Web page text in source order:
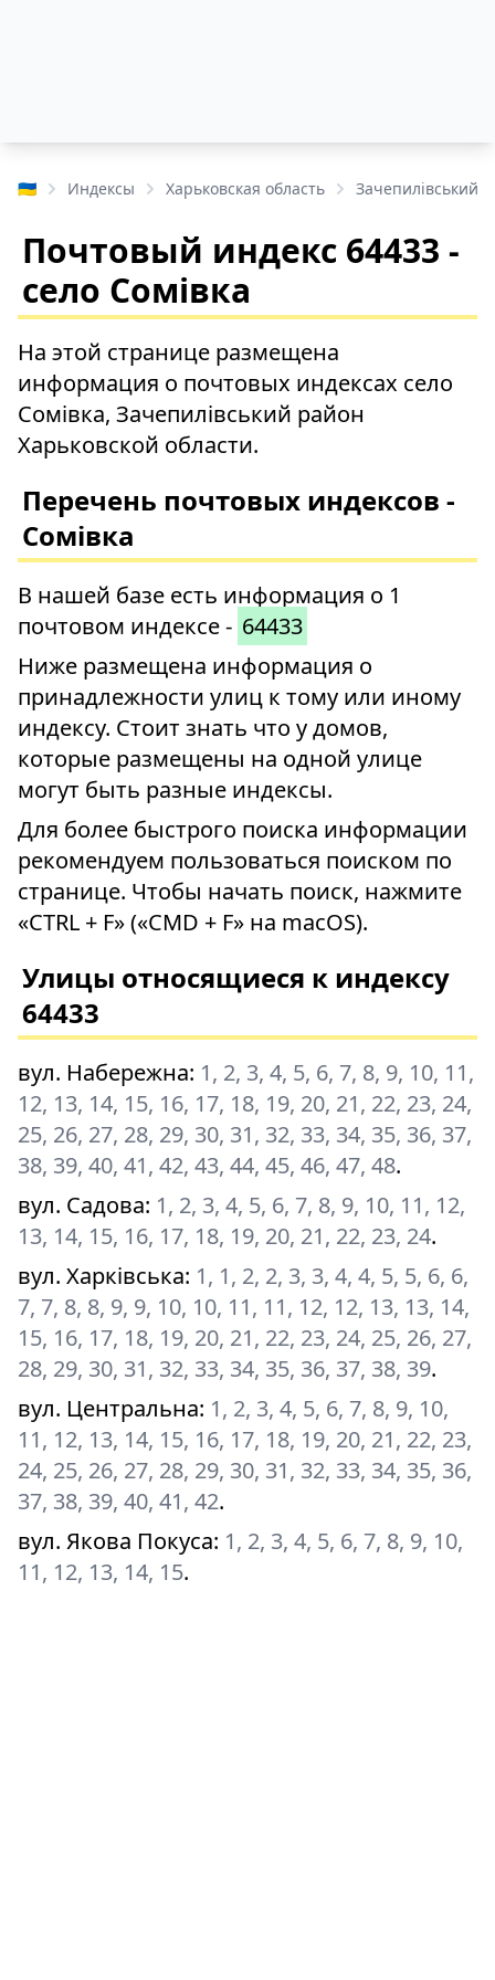
🇺🇦 Индексы Харьковская область Зачепилівський
Почтовый индекс 64433 -
село Сомівка
На этой странице размещена
информация о почтовых индексах село
Сомівка, Зачепилівський район
Харьковской области.
Перечень почтовых индексов -
Сомівка
В нашей базе есть информация о 1
почтовом индексе - 64433
Ниже размещена информация о
принадлежности улиц к тому или иному
индексу. Стоит знать что у домов,
которые размещены на одной улице
могут быть разные индексы.
Для более быстрого поиска информации
рекомендуем пользоваться поиском по
странице. Чтобы начать поиск, нажмите
«CTRL + F» («CMD + F» на macOS).
Улицы относящиеся к индексу
64433
вул. Набережна: 1, 2, 3, 4, 5, 6, 7, 8, 9, 10, 11,
12, 13, 14, 15, 16, 17, 18, 19, 20, 21, 22, 23, 24,
25, 26, 27, 28, 29, 30, 31, 32, 33, 34, 35, 36, 37,
38, 39, 40, 41, 42, 43, 44, 45, 46, 47, 48.
вул. Садова: 1, 2, 3, 4, 5, 6, 7, 8, 9, 10, 11, 12,
13, 14, 15, 16, 17, 18, 19, 20, 21, 22, 23, 24.
вул. Харківська: 1, 1, 2, 2, 3, 3, 4, 4, 5, 5, 6, 6,
7, 7, 8, 8, 9, 9, 10, 10, 11, 11, 12, 12, 13, 13, 14,
15, 16, 17, 18, 19, 20, 21, 22, 23, 24, 25, 26, 27,
28, 29, 30, 31, 32, 33, 34, 35, 36, 37, 38, 39.
вул. Центральна: 1, 2, 3, 4, 5, 6, 7, 8, 9, 10,
11, 12, 13, 14, 15, 16, 17, 18, 19, 20, 21, 22, 23,
24, 25, 26, 27, 28, 29, 30, 31, 32, 33, 34, 35, 36,
37, 38, 39, 40, 41, 42.
вул. Якова Покуса: 1, 2, 3, 4, 5, 6, 7, 8, 9, 10,
11, 12, 13, 14, 15.